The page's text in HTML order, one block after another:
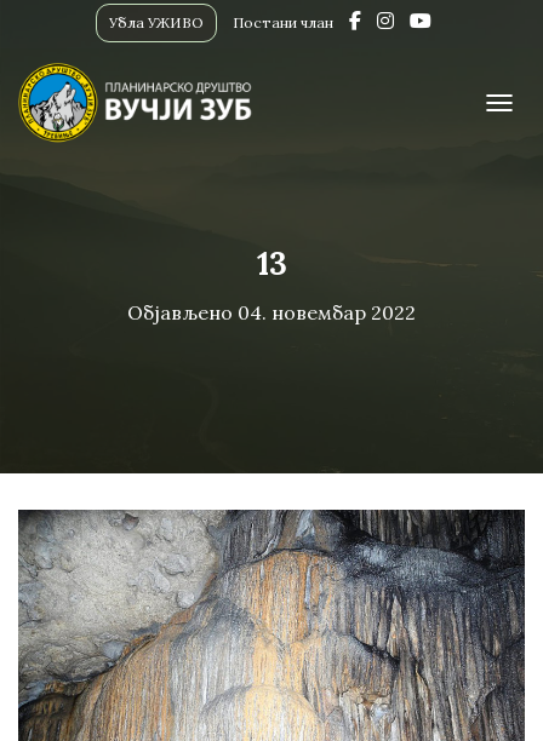
Убла УЖИВО Постани члан
13
Објављено 04. новембар 2022